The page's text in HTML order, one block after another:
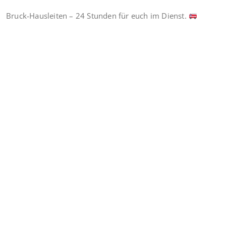
Bruck-Hausleiten – 24 Stunden für euch im Dienst.